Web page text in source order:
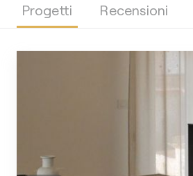
Progetti Recensioni